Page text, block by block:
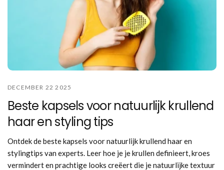
DECEMBER 22 2025
Beste kapsels voor natuurlijk krullend
haar en styling tips
Ontdek de beste kapsels voor natuurlijk krullend haar en
stylingtips van experts. Leer hoe je je krullen definieert, kroes
vermindert en prachtige looks creëert die je natuurlijke textuur